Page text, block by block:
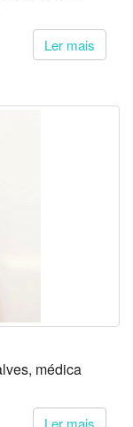
Ler mais
médica
Ler mais